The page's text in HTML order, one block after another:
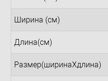
Ширина (см)
Длина(см)
Размер(ширинаXдлина)